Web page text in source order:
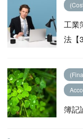
工業
法【
簿記